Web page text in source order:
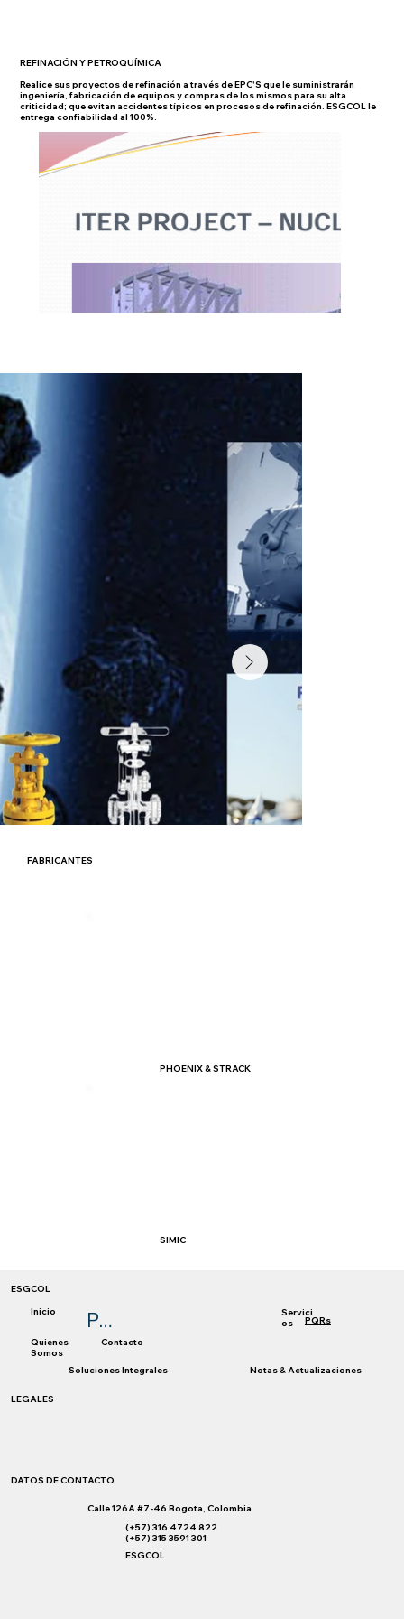
REFINACIÓN Y PETROQUÍMICA
Realice sus proyectos de refinación a través de EPC'S que le suministrarán
ingeniería, fabricación de equipos y compras de los mismos para su alta
criticidad; que evitan accidentes típicos en procesos de refinación. ESGCOL le
entrega confiabilidad al 100%.
FABRICANTES
PHOENIX & STRACK
SIMIC
ESGCOL
LEGALES
DATOS DE CONTACTO
Calle 126A #7-46 Bogota, Colombia
(+57) 316 4724 822
(+57) 315 3591 301
ESGCOL
Soluciones Integrales Notas & Actualizaciones
Quienes
Somos
Contacto
PQRs
Políticas
Inicio
Servici
os